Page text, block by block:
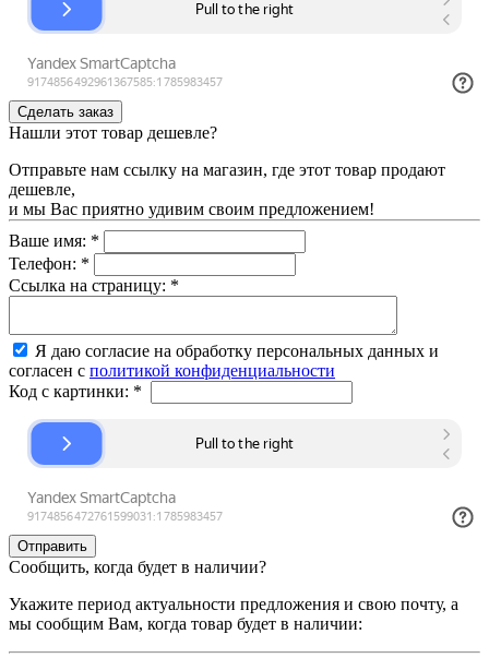
Нашли этот товар дешевле?
Отправьте нам ссылку на магазин, где этот товар продают
дешевле,
и мы Вас приятно удивим своим предложением!
Ваше имя: *
Телефон: *
Ссылка на страницу: *
Я даю согласие на обработку персональных данных и
согласен с политикой конфиденциальности
Код с картинки: *
Сообщить, когда будет в наличии?
Укажите период актуальности предложения и свою почту, а
мы сообщим Вам, когда товар будет в наличии: